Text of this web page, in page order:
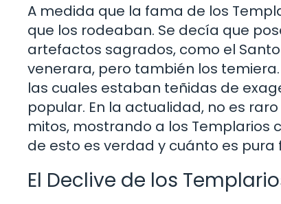
A medida que la fama de los
que los rodeaban. Se decía que
artefactos sagrados, como el
venerara, pero también los
las cuales estaban teñidas de
popular. En la actualidad, no es
mitos, mostrando a los Templarios
de esto es verdad y cuánto es pura
El Declive de los